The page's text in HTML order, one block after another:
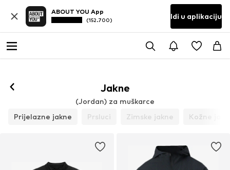
ABOUT YOU App
(152.700) Idi u aplikaciju
Jakne
(Jordan) za muškarce
Prijelazne jakne
Prsluci Zimske jakne Kožne